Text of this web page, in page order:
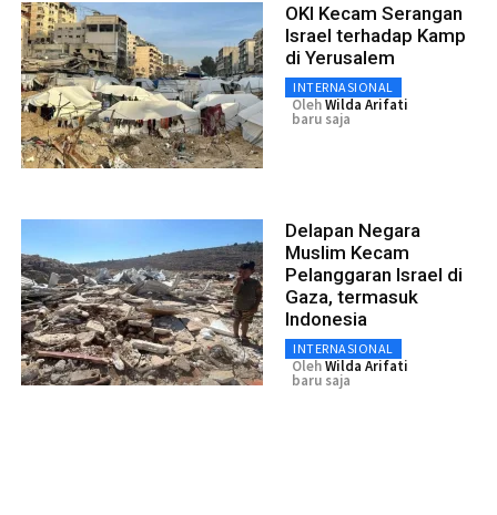
OKI Kecam Serangan
Israel terhadap Kamp
di Yerusalem
INTERNASIONAL
OlehWilda Arifati
baru saja
Delapan Negara
Muslim Kecam
Pelanggaran Israel di
Gaza, termasuk
Indonesia
INTERNASIONAL
OlehWilda Arifati
baru saja